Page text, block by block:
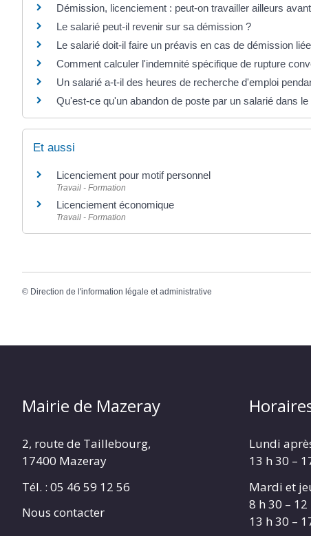
Démission, licenciement : peut-on travailler ailleurs
Le salarié peut-il revenir sur sa démission ?
Le salarié doit-il faire un préavis en cas de démission
Comment calculer l'indemnité spécifique de rupture
Un salarié a-t-il des heures de recherche d'emploi
Qu'est-ce qu'un abandon de poste par un salarié dans
Et aussi
Licenciement pour motif personnel
Travail - Formation
Licenciement économique
Travail - Formation
© Direction de l'information légale et administrative
Mairie de Mazeray
2, route de Taillebourg,
17400 Mazeray
Tél. : 05 46 59 12 56
Nous contacter
Lundi
13 h 30 –
Mardi et
8 h 30 – 12
13 h 30 –